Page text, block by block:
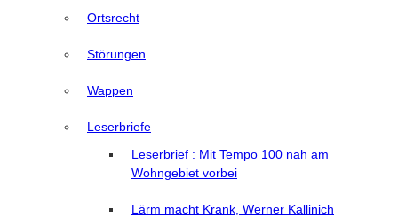
Ortsrecht
Störungen
Wappen
Leserbriefe
Leserbrief : Mit Tempo 100 nah am
Wohngebiet vorbei
Lärm macht Krank, Werner Kallinich